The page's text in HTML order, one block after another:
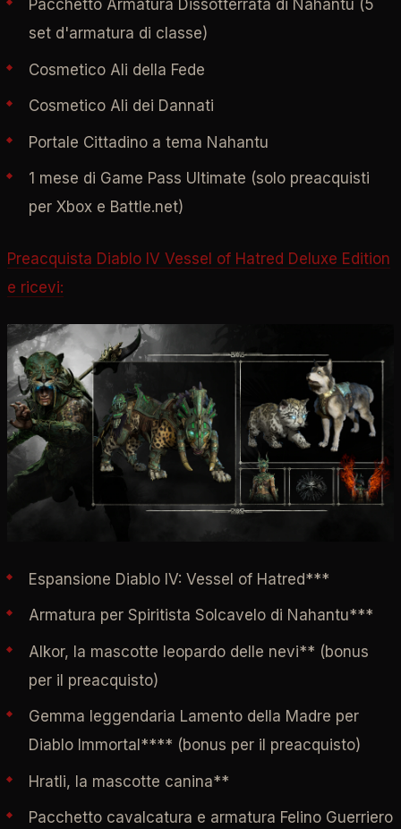
Pacchetto Armatura Dissotterrata di Nahantu (5
set d'armatura di classe)
Cosmetico Ali della Fede
Cosmetico Ali dei Dannati
Portale Cittadino a tema Nahantu
1 mese di Game Pass Ultimate (solo preacquisti
per Xbox e Battle.net)
Preacquista Diablo IV Vessel of Hatred Deluxe Edition
e ricevi:
Espansione Diablo IV: Vessel of Hatred***
Armatura per Spiritista Solcavelo di Nahantu***
Alkor, la mascotte leopardo delle nevi** (bonus
per il preacquisto)
Gemma leggendaria Lamento della Madre per
Diablo Immortal**** (bonus per il preacquisto)
Hratli, la mascotte canina**
Pacchetto cavalcatura e armatura Felino Guerriero